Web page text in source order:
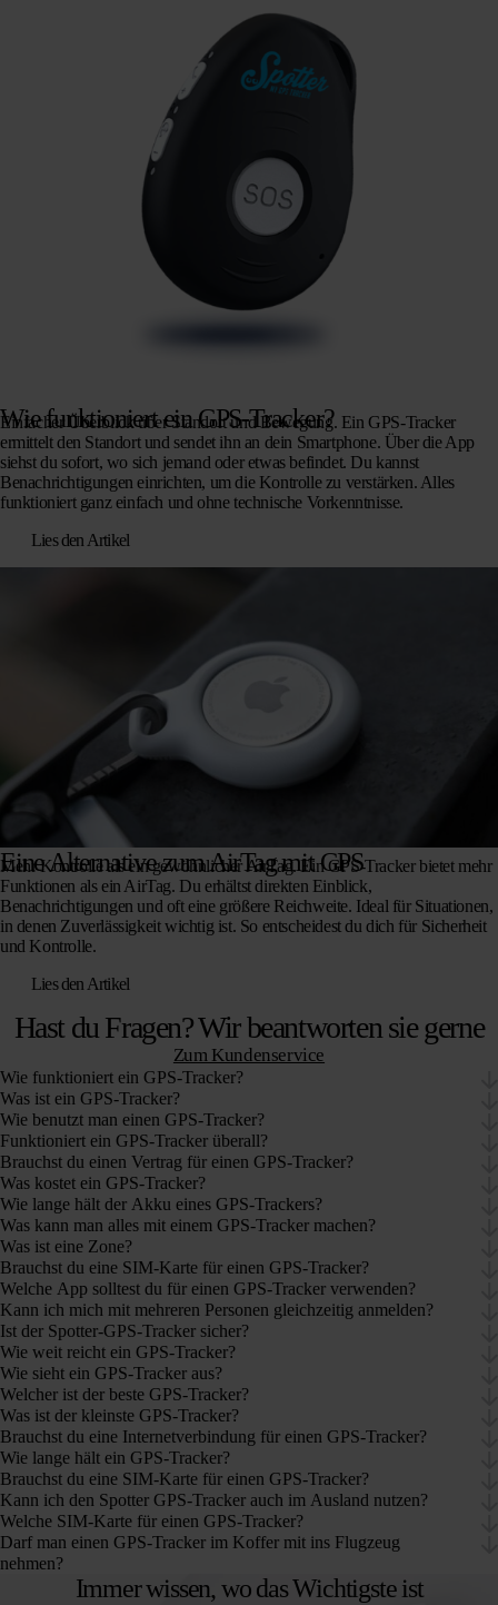
Wie funktioniert ein GPS-Tracker?
Einfacher Überblick über Standort und Bewegung. Ein GPS-Tracker
ermittelt den Standort und sendet ihn an dein Smartphone. Über die App
siehst du sofort, wo sich jemand oder etwas befindet. Du kannst
Benachrichtigungen einrichten, um die Kontrolle zu verstärken. Alles
funktioniert ganz einfach und ohne technische Vorkenntnisse.
Lies den Artikel
Eine Alternative zum AirTag mit GPS
Mehr Kontrolle als ein gewöhnlicher AirTag. Ein GPS-Tracker bietet mehr
Funktionen als ein AirTag. Du erhältst direkten Einblick,
Benachrichtigungen und oft eine größere Reichweite. Ideal für Situationen,
in denen Zuverlässigkeit wichtig ist. So entscheidest du dich für Sicherheit
und Kontrolle.
Lies den Artikel
Hast du Fragen? Wir beantworten sie gerne
Zum Kundenservice
Wie funktioniert ein GPS-Tracker?
Was ist ein GPS-Tracker?
Wie benutzt man einen GPS-Tracker?
Funktioniert ein GPS-Tracker überall?
Brauchst du einen Vertrag für einen GPS-Tracker?
Was kostet ein GPS-Tracker?
Wie lange hält der Akku eines GPS-Trackers?
Was kann man alles mit einem GPS-Tracker machen?
Was ist eine Zone?
Brauchst du eine SIM-Karte für einen GPS-Tracker?
Welche App solltest du für einen GPS-Tracker verwenden?
Kann ich mich mit mehreren Personen gleichzeitig anmelden?
Ist der Spotter-GPS-Tracker sicher?
Wie weit reicht ein GPS-Tracker?
Wie sieht ein GPS-Tracker aus?
Welcher ist der beste GPS-Tracker?
Was ist der kleinste GPS-Tracker?
Brauchst du eine Internetverbindung für einen GPS-Tracker?
Wie lange hält ein GPS-Tracker?
Brauchst du eine SIM-Karte für einen GPS-Tracker?
Kann ich den Spotter GPS-Tracker auch im Ausland nutzen?
Welche SIM-Karte für einen GPS-Tracker?
Darf man einen GPS-Tracker im Koffer mit ins Flugzeug
nehmen?
Immer wissen, wo das Wichtigste ist